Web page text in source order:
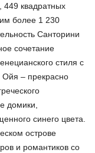
квадратных
более 1 230
Санторини
сочетание
стиля с
– прекрасно
домики,
синего цвета.
острове
и романтиков со